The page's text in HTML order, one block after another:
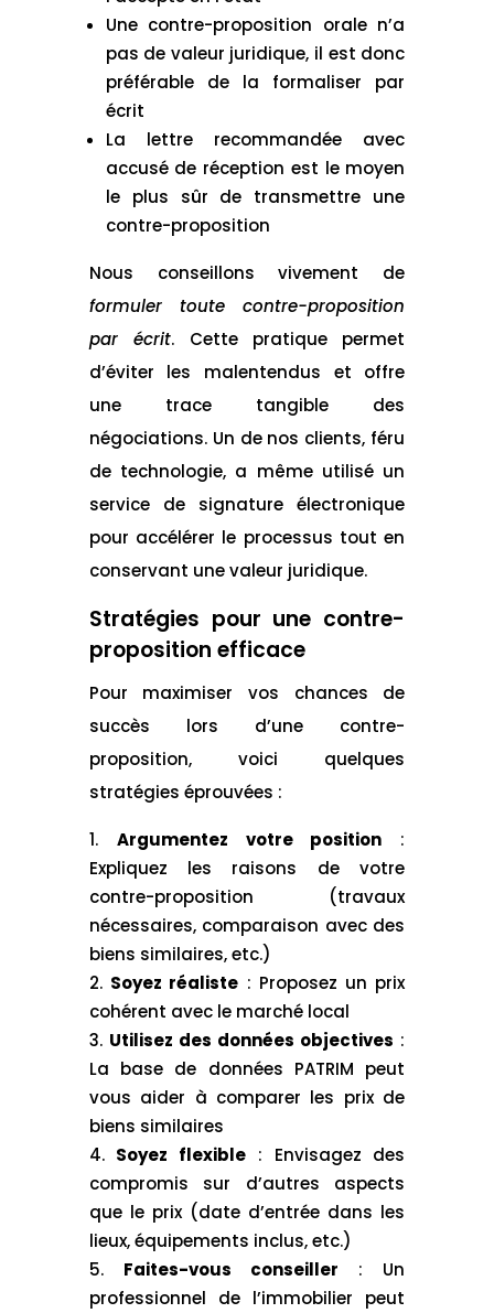
Une contre-proposition orale n’a
pas de valeur juridique, il est donc
préférable de la formaliser par
écrit
La lettre recommandée avec
accusé de réception est le moyen
le plus sûr de transmettre une
contre-proposition
Nous conseillons vivement de
formuler toute contre-proposition
par écrit. Cette pratique permet
d’éviter les malentendus et offre
une trace tangible des
négociations. Un de nos clients, féru
de technologie, a même utilisé un
service de signature électronique
pour accélérer le processus tout en
conservant une valeur juridique.
Stratégies pour une contre-
proposition efficace
Pour maximiser vos chances de
succès lors d’une contre-
proposition, voici quelques
stratégies éprouvées :
Argumentez votre position :
Expliquez les raisons de votre
contre-proposition (travaux
nécessaires, comparaison avec des
biens similaires, etc.)
Soyez réaliste : Proposez un prix
cohérent avec le marché local
Utilisez des données objectives :
La base de données PATRIM peut
vous aider à comparer les prix de
biens similaires
Soyez flexible : Envisagez des
compromis sur d’autres aspects
que le prix (date d’entrée dans les
lieux, équipements inclus, etc.)
Faites-vous conseiller : Un
professionnel de l’immobilier peut